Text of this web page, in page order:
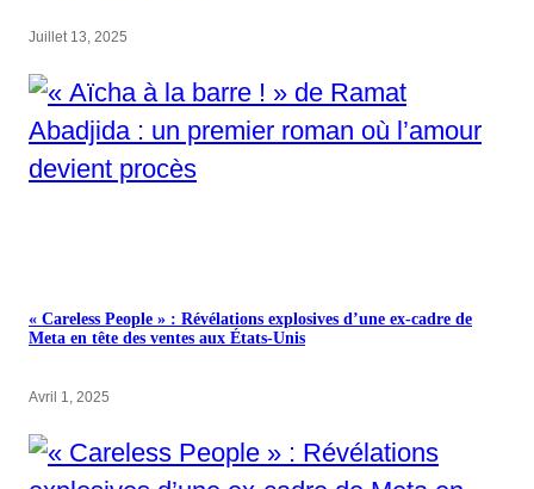
Juillet 13, 2025
« Careless People » : Révélations explosives d’une ex-cadre de
Meta en tête des ventes aux États-Unis
Avril 1, 2025